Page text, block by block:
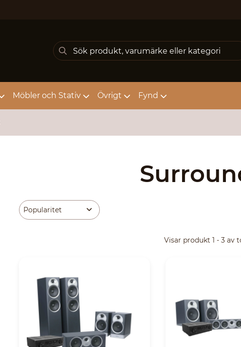
Möbler och Stativ Övrigt Fynd
Visar produkt 1 - 3 av